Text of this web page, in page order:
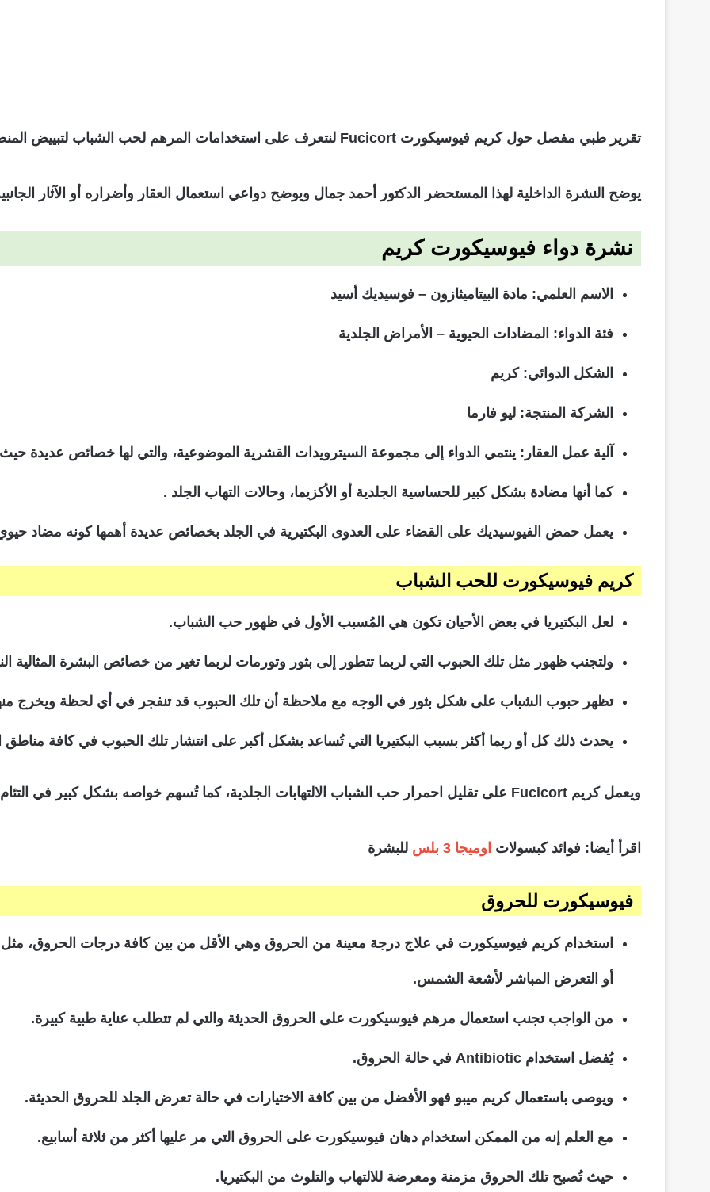
تقرير طبي مفصل حول كريم فيوسيكورت Fucicort لنتعرف على استخدامات المرهم لحب الشباب لتبييض المنطقة الحساسة أم لعلاج الدمامل والجروح للحروق.
يوضح النشرة الداخلية لهذا المستحضر الدكتور أحمد جمال ويوضح دواعي استعمال العقار وأضراره أو الآثار
نشرة دواء فيوسيكورت كريم
الاسم العلمي: مادة البيتاميثازون – فوسيديك أسيد
فئة الدواء: المضادات الحيوية – الأمراض الجلدية
الشكل الدوائي: كريم
الشركة المنتجة: ليو فارما
آلية عمل العقار : ينتمي الدواء إلى مجموعة السيترويدات القشرية الموضوعية، والتي لها خصائص عديدة
كما أنها مضادة بشكل كبير للحساسية الجلدية أو الأكزيما، وحالات التهاب الجلد .
يعمل حمض الفيوسيديك على القضاء على العدوى البكتيرية في الجلد بخصائص عديدة أهمها كونه مضاد
كريم فيوسيكورت للحب الشباب
لعل البكتيريا في بعض الأحيان تكون هي المُسبب الأول في ظهور حب الشباب.
ولتجنب ظهور مثل تلك الحبوب التي لربما تتطور إلى بثور وتورمات لربما تغير من خصائص البشرة المثالية
تظهر حبوب الشباب على شكل بثور في الوجه مع ملاحظة أن تلك الحبوب قد تنفجر في أي لحظة ويخرج
يحدث ذلك كل أو ربما أكثر بسبب البكتيريا التي تُساعد بشكل أكبر على انتشار تلك الحبوب في كافة مناطق
ويعمل كريم Fucicort على تقليل احمرار حب الشباب الالتهابات الجلدية، كما تُسهم خواصه بشكل كبير في التئام البثور التي تظهر على الوجه بسبب حب الشباب.
اقرأ أيضا: فوائد كبسولات اوميجا 3 بلس للبشرة
فيوسيكورت للحروق
استخدام كريم فيوسيكورت في علاج درجة معينة من الحروق وهي الأقل من بين كافة درجات الحروق،
أو التعرض المباشر لأشعة الشمس.
من الواجب تجنب استعمال مرهم فيوسيكورت على الحروق الحديثة والتي لم تتطلب عناية طبية كبيرة.
يُفضل استخدام Antibiotic في حالة الحروق.
ويوصى باستعمال كريم ميبو فهو الأفضل من بين كافة الاختيارات في حالة تعرض الجلد للحروق الحديثة.
مع العلم إنه من الممكن استخدام دهان فيوسيكورت على الحروق التي مر عليها أكثر من ثلاثة أسابيع.
حيث تُصبح تلك الحروق مزمنة ومعرضة للالتهاب والتلوث من البكتيريا.